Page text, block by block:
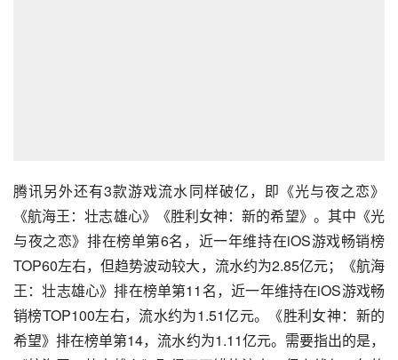
腾讯另外还有3款游戏流水同样破亿，即《光与夜之恋》
《航海王：壮志雄心》《胜利女神：新的希望》。其中《光
与夜之恋》排在榜单第6名，近一年维持在iOS游戏畅销榜
TOP60左右，但趋势波动较大，流水约为2.85亿元；《航海
王：壮志雄心》排在榜单第11名，近一年维持在iOS游戏畅
销榜TOP100左右，流水约为1.51亿元。《胜利女神：新的
希望》排在榜单第14，流水约为1.11亿元。需要指出的是，